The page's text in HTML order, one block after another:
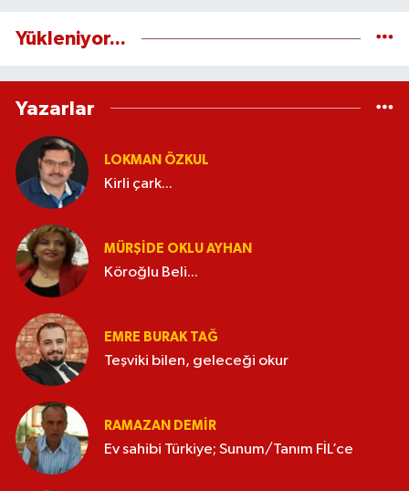
Yükleniyor...
Yazarlar
LOKMAN ÖZKUL
Kirli çark...
MÜRŞIDE OKLU AYHAN
Köroğlu Beli...
EMRE BURAK TAĞ
Teşviki bilen, geleceği okur
RAMAZAN DEMİR
Ev sahibi Türkiye; Sunum/Tanım FİL’ce